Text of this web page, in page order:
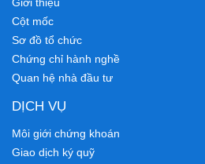
Giới thiệu
Cột mốc
Sơ đồ tổ chức
Chứng chỉ hành nghề
Quan hệ nhà đầu tư
DỊCH VỤ
Môi giới chứng khoán
Giao dịch ký quỹ